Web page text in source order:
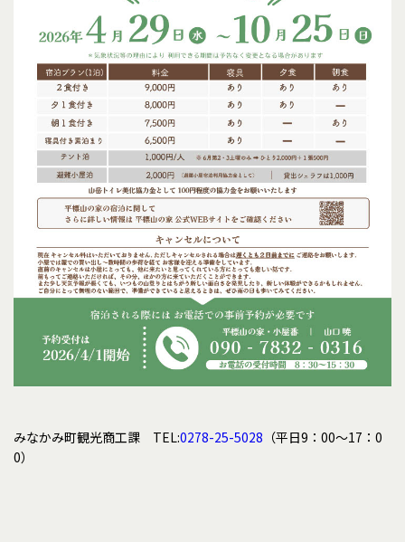
みなかみ町観光商工課 TEL:0278-25-5028 （平日9：00～17：0
0）